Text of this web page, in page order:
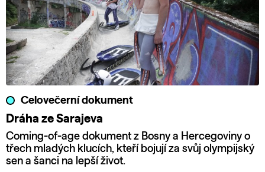
Celovečerní dokument
Dráha ze Sarajeva
Coming-of-age dokument z Bosny a Hercegoviny o
třech mladých klucích, kteří bojují za svůj olympijský
sen a šanci na lepší život.